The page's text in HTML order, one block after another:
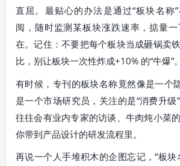
直屈。最贴心的办法是通过“板块名称
阅，随时监测某板块涨跌速率，掂量
在。记住：不要把每个板块当成砸锅卖
比，别让板块一次性炸成+10% 的“牛爆”。
有时候，专刊的板块名称竟然像是一个
是一个市场研究员，关注的是“消费升级
往往会有业内专家的访谈、牛肉炖小菜
你带到产品设计的研发流程里。
再说一个人手堆积木的企图忘记，“板块